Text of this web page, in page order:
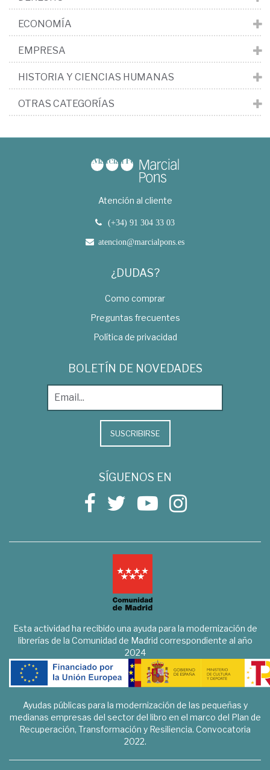
ECONOMÍA
EMPRESA
HISTORIA Y CIENCIAS HUMANAS
OTRAS CATEGORÍAS
Atención al cliente
(+34) 91 304 33 03
atencion@marcialpons.es
¿DUDAS?
Como comprar
Preguntas frecuentes
Política de privacidad
BOLETÍN DE NOVEDADES
SUSCRIBIRSE
SÍGUENOS EN
Esta actividad ha recibido una ayuda para la modernización de
librerías de la Comunidad de Madrid correspondiente al año
2024
Ayudas públicas para la modernización de las pequeñas y
medianas empresas del sector del libro en el marco del Plan de
Recuperación, Transformación y Resiliencia. Convocatoria
2022.